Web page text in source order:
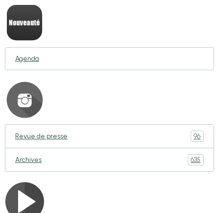
Agenda
Revue de presse 96
Archives 635